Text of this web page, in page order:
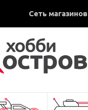
Сеть магазинов